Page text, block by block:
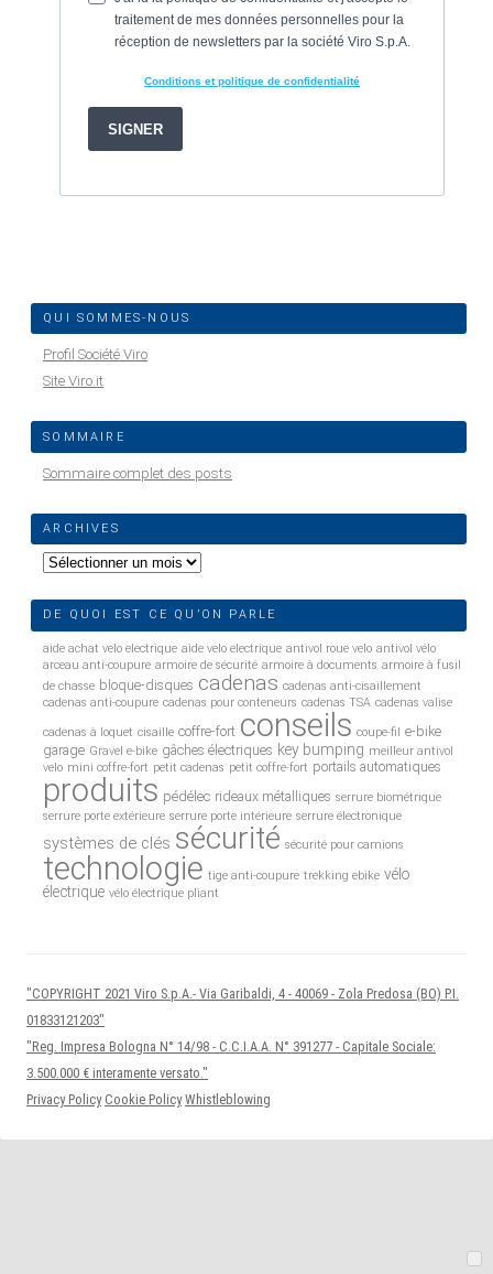
QUI SOMMES-NOUS
Profil Société Viro
Site Viro.it
SOMMAIRE
Sommaire complet des posts
ARCHIVES
Archives
DE QUOI EST CE QU’ON PARLE
aide achat velo electrique aide velo electrique antivol roue velo antivol vélo
arceau anti-coupure armoire de sécurité armoire à documents armoire à fusil
de chasse bloque-disques cadenas cadenas anti-cisaillement
cadenas anti-coupure cadenas pour conteneurs cadenas TSA cadenas valise
cadenas à loquet cisaille coffre-fort conseils coupe-fil e-bike
garage Gravel e-bike gâches électriques key bumping meilleur antivol
velo mini coffre-fort petit cadenas petit coffre-fort portails automatiques
produits pédélec rideaux métalliques serrure biométrique
serrure porte extérieure serrure porte intérieure serrure électronique
systèmes de clés sécurité sécurité pour camions
technologie tige anti-coupure trekking ebike vélo
électrique vélo électrique pliant
"COPYRIGHT 2021 Viro S.p.A.- Via Garibaldi, 4 - 40069 - Zola Predosa (BO) P.I.
01833121203"
"Reg. Impresa Bologna N° 14/98 - C.C.I.A.A. N° 391277 - Capitale Sociale:
3.500.000 € interamente versato."
Privacy Policy Cookie Policy Whistleblowing